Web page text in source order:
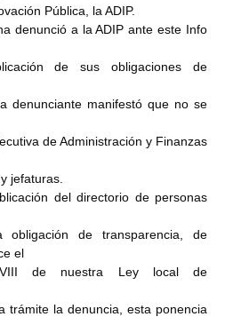
Pública, la ADIP.
denunció a la ADIP ante este Info
de sus obligaciones de
denunciante manifestó que no se
de Administración y Finanzas
jefaturas.
del directorio de personas
obligación de transparencia, de
el
de nuestra Ley local de
trámite la denuncia, esta ponencia